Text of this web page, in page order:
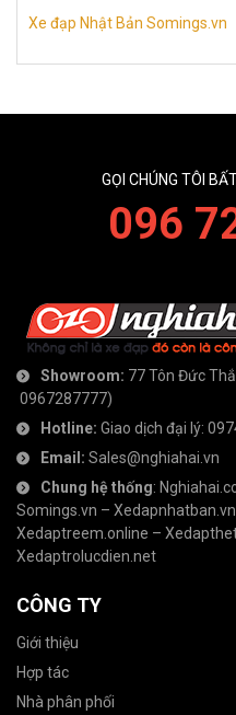
Xe đạp Nhật Bản Somings.vn
GỌI CHÚNG TÔI
096
Showroom: 77 Tôn Đức
0967287777)
Hotline: Giao dịch đại lý:
Email: Sales@nghiahai.vn
Chung hệ thống:
Somings.vn – Xedapnhatban.vn
Xedaptreem.online –
Xedaptrolucdien.net
CÔNG TY
Giới thiệu
Hợp tác
Nhà phân phối